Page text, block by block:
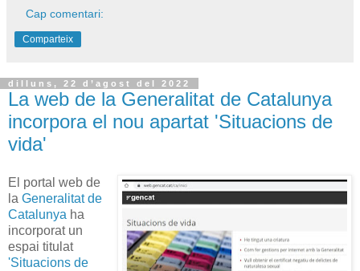
Cap comentari:
Comparteix
dilluns, 22 d’agost del 2022
La web de la Generalitat de Catalunya
incorpora el nou apartat 'Situacions de
vida'
El portal web de
la Generalitat de
Catalunya ha
incorporat un
espai titulat
'Situacions de